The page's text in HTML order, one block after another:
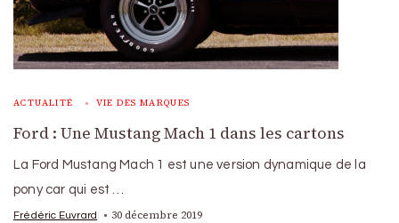
ACTUALITÉ VIE DES MARQUES
Ford : Une Mustang Mach 1 dans les cartons
La Ford Mustang Mach 1 est une version dynamique de la
pony car qui est …
Frédéric Euvrard 30 décembre 2019